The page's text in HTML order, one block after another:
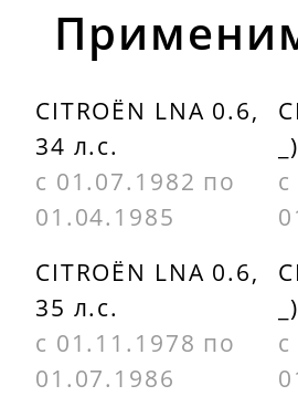
596287
5962C1
PEUGEOT
5962C2
RENAULT
7700245703
RENAULT
CITROËN LNA 0.6,
34 л.с.
с 01.07.1982 по
01.04.1985
CITROËN LNA 0.6,
35 л.с.
с 01.11.1978 по
01.07.1986